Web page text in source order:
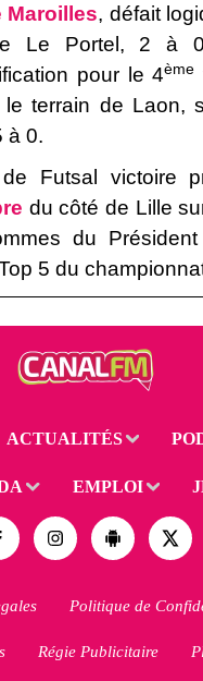
Maroilles, défait
Le Portel, 2 à
pour le 4ème
le terrain de Laon,
à 0.
Futsal victoire
du côté de Lille
du Président
5 du
ACTUALITÉS
EMPLOI
Politique de
Régie Publicitaire